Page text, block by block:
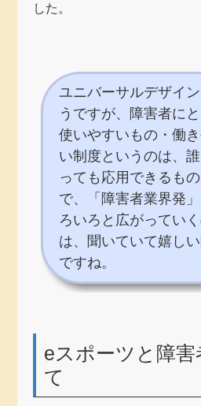
した。
ユニバーサルデザイ
うですが、障害者に
使いやすいもの・働
い制度というのは、誰
っても応用できるも
で、「障害者業界発
ろいろと広がってい
は、聞いていて嬉しい
ですね。
eスポーツと障
て